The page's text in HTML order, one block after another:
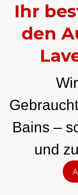
Ihr
den
Bains –
und